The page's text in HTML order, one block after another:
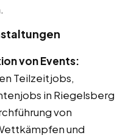
von Events:
Teilzeitjobs,
in Riegelsberg
von
und